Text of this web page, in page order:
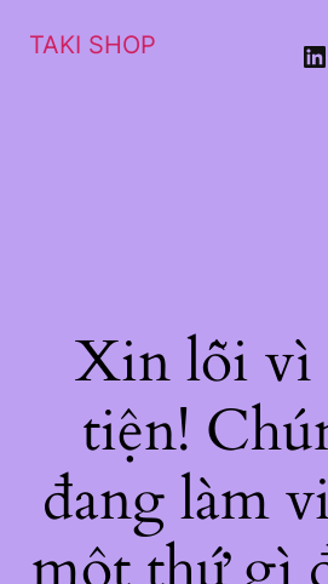
TAKI SHOP
Xin lỗi vì
tiện!
đang làm